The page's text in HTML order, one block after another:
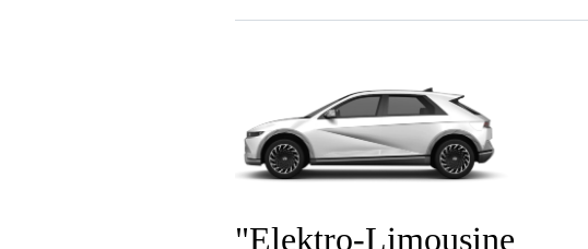
Elektro-Limousine